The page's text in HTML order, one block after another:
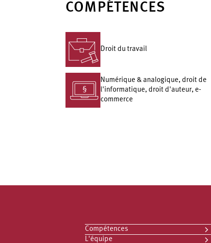
COMPÉTENCES
Droit du travail
Numérique & analogique, droit de
l'informatique, droit d'auteur, e-
commerce
Compétences
L'équipe